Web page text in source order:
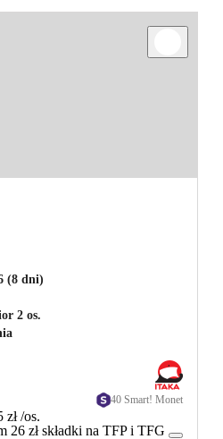
(8 dni)
2 os.
40 Smart! Monet
zł/os.
26 zł składki na TFP i TFG